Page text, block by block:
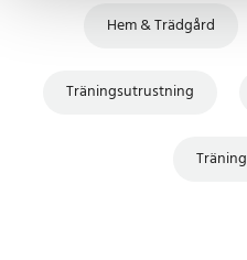
Hem & Trädgård
Träningsutrustning